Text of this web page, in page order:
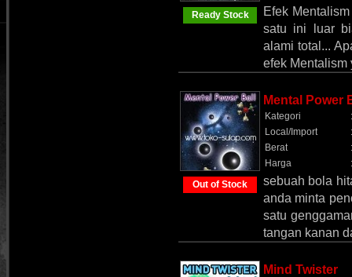
Ready Stock
Efek
satu ini luar
alami total...
efek
Out of Stock
Mental Power
Kategori
:
Local/Import
:
Berat
:
Harga
:
sebuah bola
anda minta
satu
tangan kanan
Mind Twister